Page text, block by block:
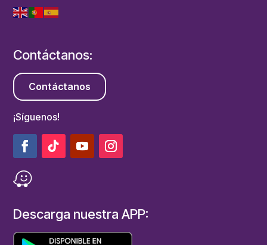
Contáctanos:
Contáctanos
¡Síguenos!
Descarga nuestra APP: